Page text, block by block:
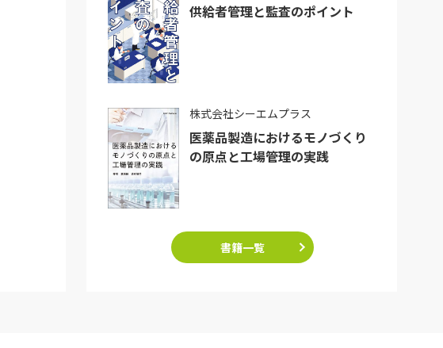
供給者管理と監査のポイント
株式会社シーエムプラス
医薬品製造におけるモノづくり
の原点と工場管理の実践
書籍一覧